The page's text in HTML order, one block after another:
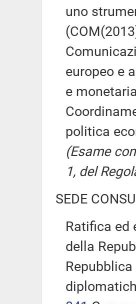
uno
europeo e
e
politica
(Esame
1, del
SEDE
Ratifica ed
della